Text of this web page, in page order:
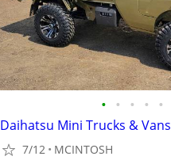
• • • • •
Daihatsu Mini Trucks & Vans
7/12 MCINTOSH